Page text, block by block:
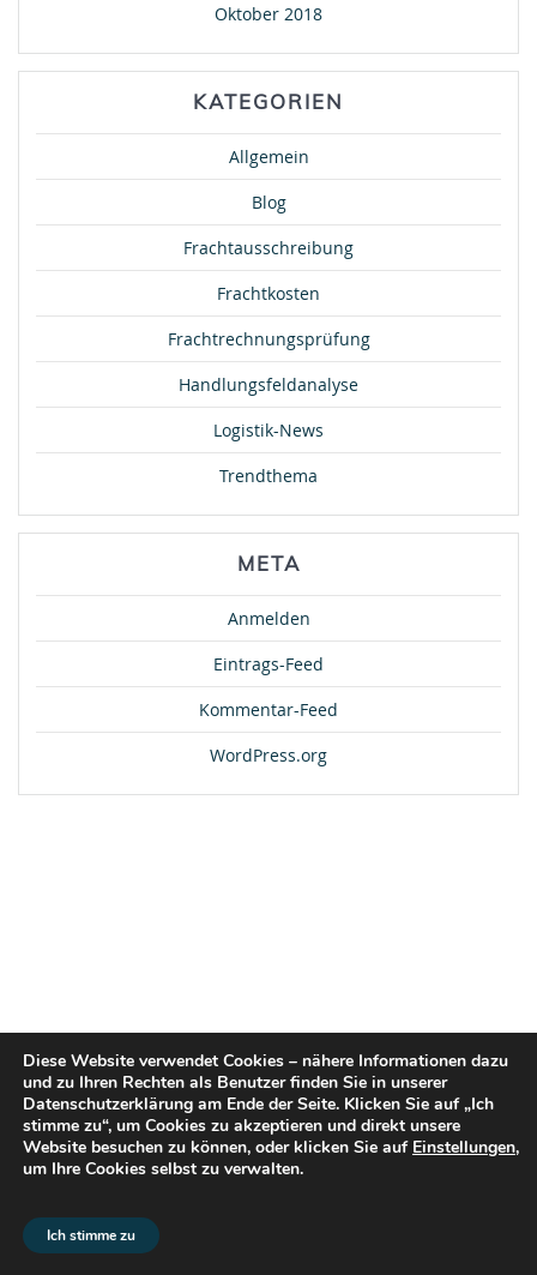
Oktober 2018
KATEGORIEN
Allgemein
Blog
Frachtausschreibung
Frachtkosten
Frachtrechnungsprüfung
Handlungsfeldanalyse
Logistik-News
Trendthema
META
Anmelden
Eintrags-Feed
Kommentar-Feed
WordPress.org
Diese Website verwendet Cookies – nähere Informationen dazu
und zu Ihren Rechten als Benutzer finden Sie in unserer
Datenschutzerklärung am Ende der Seite. Klicken Sie auf „Ich
stimme zu“, um Cookies zu akzeptieren und direkt unsere
Website besuchen zu können, oder klicken Sie auf Einstellungen,
um Ihre Cookies selbst zu verwalten.
Ich stimme zu